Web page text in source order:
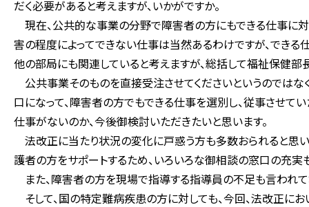
だく必要があると考えますが、いかがですか。
現在、公共的な事業の分野で障害者の方にもできる仕事に
害の程度によってできない仕事は当然あるわけですが、できる
他の部局にも関連していると考えますが、総括して福祉保健部
公共事業そのものを直接受注させてくださいというのでは
口になって、障害者の方でもできる仕事を選別し、従事させ
仕事がないのか、今後御検討いただきたいと思います。
法改正に当たり状況の変化に戸惑う方も多数おられると思
護者の方をサポートするため、いろいろな御相談の窓口の充実
また、障害者の方を現場で指導する指導員の不足も言われ
そして、国の特定難病疾患の方に対しても、今回、法改正